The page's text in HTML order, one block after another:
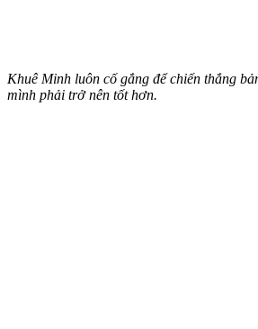
Khuê Minh luôn cố gắng để chiến thắng
mình phải trở nên tốt hơn.